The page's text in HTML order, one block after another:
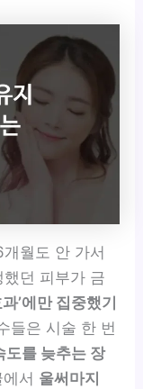
월도 안 가서
했던 피부가 금
’에만 집중했기
들은 시술 한 번
도를 늦추는 장
서 울써마지